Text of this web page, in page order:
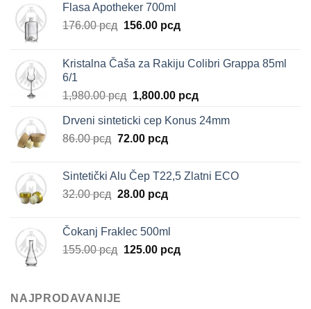
Flasa Apotheker 700ml
176.00рсд Originalna
bila:
156.00 рсдTrenutna
156.00 рсд.
Kristalna Čaša za Rakiju Colibri Grappa 85ml
6/1
1,980.00рсд Originalna
je
bila:
1,800.00 рсдTrenutna
je:
Drveni sinteticki cep Konus 24mm
86.00рсд Originalna
bila:
86.00 рсд.
72.00 рсдTrenutna
72.00 рсд.
Sintetički Alu Čep T22,5 Zlatni ECO
32.00рсд Originalna
bila:
32.00 рсд.
28.00 рсдTrenutna
28.00 рсд.
Čokanj Fraklec 500ml
155.00рсд Originalna
125.00 рсдTrenutna
NAJPRODAVANIJE